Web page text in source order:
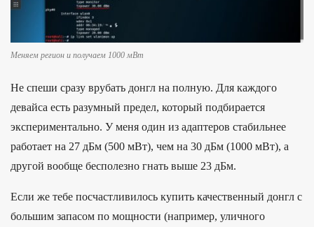
Меняем регион и получаем 1000 мВт
Не спеши сразу врубать донгл на полную. Для каждого
девайса есть разумный предел, который подбирается
экспериментально. У меня один из адаптеров стабильнее
работает на 27 дБм (500 мВт), чем на 30 дБм (1000 мВт), а
другой вообще бесполезно гнать выше 23 дБм.
Если же тебе посчастливилось купить качественный донгл с
большим запасом по мощности (например, уличного